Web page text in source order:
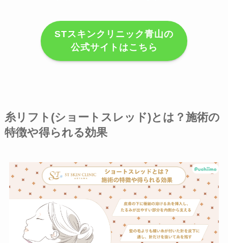
STスキンクリニック青山の
公式サイトはこちら
糸リフト(ショートスレッド)とは？施術の
特徴や得られる効果